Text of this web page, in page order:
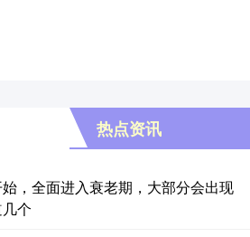
热点资讯
，全面进入衰老期，大部分会出现
个